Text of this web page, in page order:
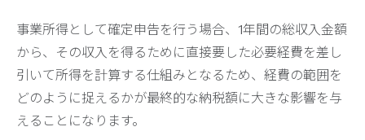
事業所得として確定申告を行う場合、1年間の総収入金額
から、その収入を得るために直接要した必要経費を差し
引いて所得を計算する仕組みとなるため、経費の範囲を
どのように捉えるかが最終的な納税額に大きな影響を与
えることになります。